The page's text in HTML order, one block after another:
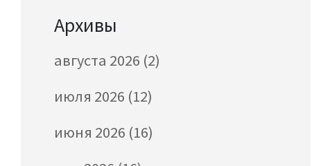
Архивы
августа 2026 (2)
июля 2026 (12)
июня 2026 (16)